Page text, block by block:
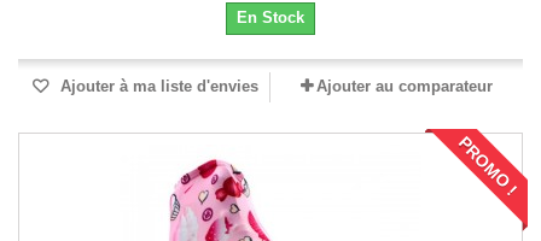
En Stock
Ajouter à ma liste d'envies Ajouter au comparateur
PROMO !